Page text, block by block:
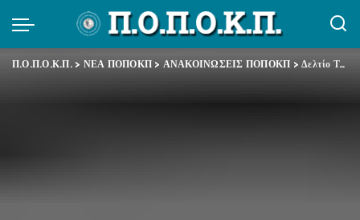
Π.Ο.Π.Ο.Κ.Π.> ΝΕΑ ΠΟΠΟΚΠ > ΑΝΑΚΟΙΝΩΣΕΙΣ ΠΟΠΟΚΠ >Δελτίο Τύπου ΑΔΕΔΥ – Καταγγελία για την ιδιωτικοποίηση του ΑΔΜΗΕ